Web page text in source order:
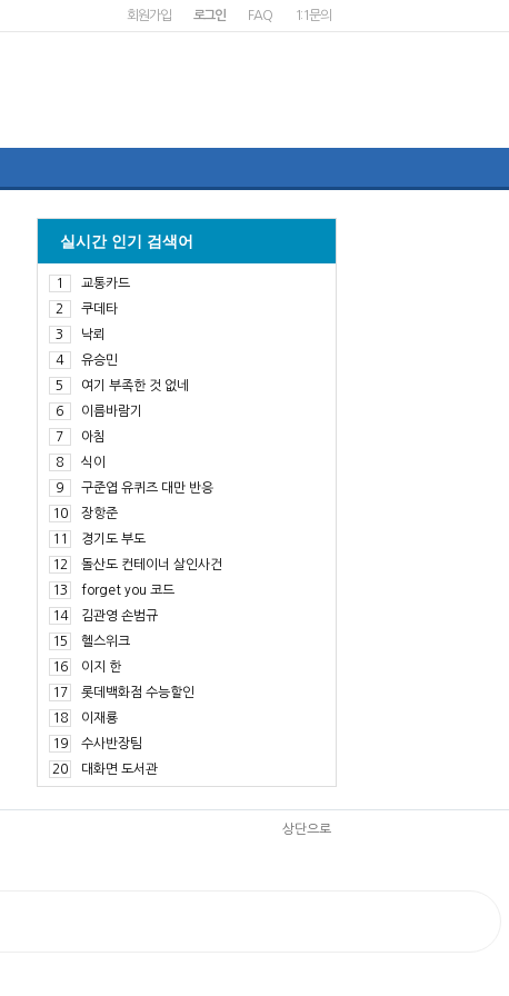
회원가입 로그인 FAQ 1:1문의
실시간 인기 검색어
1
교통카드
2
쿠데타
3
낙뢰
4
유승민
5
여기 부족한 것 없네
6
이름바람기
7
아침
8
식이
9
구준엽 유퀴즈 대만 반응
10
장항준
11
경기도 부도
12
돌산도 컨테이너 살인사건
13
forget you 코드
14
김관영 손범규
15
헬스위크
16
이지 한
17
롯데백화점 수능할인
18
이재룡
19
수사반장팀
20
대화면 도서관
상단으로